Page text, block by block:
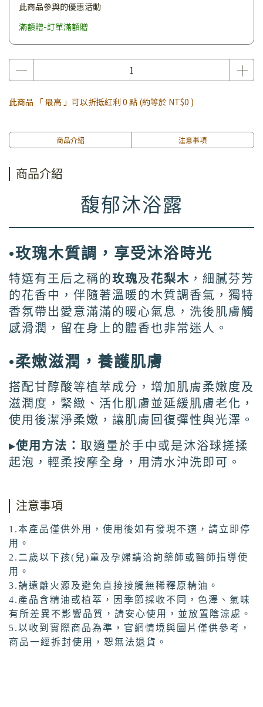
此商品參與的優惠活動
滿額贈-訂單滿額贈
此商品 「 最高 」可以折抵紅利 0 點 (約等於 NT$0 )
商品介紹 注意事項
商品介紹
馥郁沐浴露
•玫瑰木質調，享受沐浴時光
特選有王后之稱的玫瑰及花梨木 ，細膩芬芳
的花香中，伴隨著溫暖的木質調香氣，獨特
香氛帶出愛意滿滿的暖心氣息，洗後肌膚觸
感滑潤，留在身上的體香也非常迷人。
•柔嫩滋潤，養護肌膚
搭配甘醇酸等植萃成分，增加肌膚柔嫩度及
滋潤度，緊緻、活化肌膚並延緩肌膚老化，
使用後潔淨柔嫩，讓肌膚回復彈性與光澤。
▸使用方法： 取適量於手中或是沐浴球搓揉
起泡，輕柔按摩全身，用清水沖洗即可。
注意事項
1.本產品僅供外用，使用後如有發現不適，請立即停
用。
2.二歲以下孩(兒)童及孕婦請洽詢藥師或醫師指導使
用。
3.請遠離火源及避免直接接觸無稀釋原精油。
4.產品含精油或植萃，因季節採收不同，色澤、氣味
有所差異不影響品質，請安心使用，並放置陰涼處。
5.以收到實際商品為準，官網情境與圖片僅供參考，
商品一經拆封使用，恕無法退貨。